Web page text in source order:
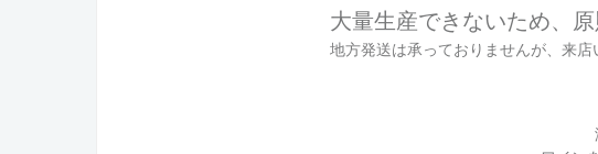
大量生産できないため、
地方発送は承っておりませんが、来店